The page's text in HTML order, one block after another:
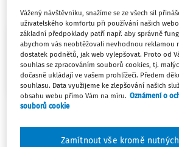
Autorka se specializuje na účetní
problematiku v oblasti
pohledávek.
Filtr
Vážený návštěvníku, snažíme se ze všech sil
uživatelského komfortu při používání našich
základní předpoklady patří např. aby správně
abychom vás neobtěžovali nevhodnou reklamou
dostatek podnětů, jak web vylepšovat. Proto od
souhlas se zpracováním souborů cookies, tj.
dočasně ukládají ve vašem prohlížeči. Předem
souhlasu. Data využijeme ke zlepšování našich
obsahu webu přímo Vám na míru. Oznámení o
souborů cookie
Zamítnout vše kromě